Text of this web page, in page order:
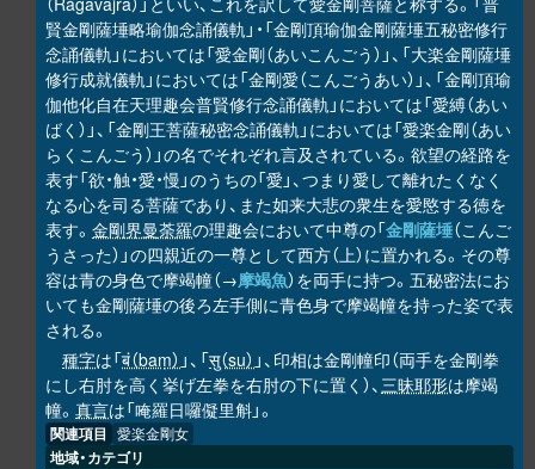
賢金剛薩埵略瑜伽念誦儀軌」・「金剛頂瑜伽金剛薩埵五秘密修行
念誦儀軌」においては「愛金剛（あいこんごう）」、「大楽金剛薩埵
修行成就儀軌」においては「金剛愛（こんごうあい）」、「金剛頂瑜
伽他化自在天理趣会普賢修行念誦儀軌」においては「愛縛（あい
ばく）」、「金剛王菩薩秘密念誦儀軌」においては「愛楽金剛（あい
らくこんごう）」の名でそれぞれ言及されている。欲望の経路を
表す「欲・触・愛・慢」のうちの「愛」、つまり愛して離れたくなく
なる心を司る菩薩であり、また如来大悲の衆生を愛愍する徳を
表す。 金剛界曼荼羅の理趣会において中尊の「金剛薩埵（こんご
うさった）」の四親近の一尊として西方（上）に置かれる。その尊
容は青の身色で摩竭幢（→摩竭魚）を両手に持つ。五秘密法にお
いても金剛薩埵の後ろ左手側に青色身で摩竭幢を持った姿で表
される。
種字は「बं（baṃ） 」、「सु（su） 」、印相は金剛幢印（両手を金剛拳
にし右肘を高く挙げ左拳を右肘の下に置く）、三昧耶形は摩竭
幢。 真言は「唵羅日囉儗里斛」。
関連項目 愛楽金剛女
地域・カテゴリ